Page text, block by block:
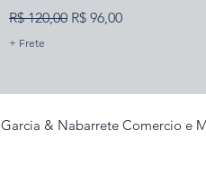
Preço normal
R$ 120,00 Preço promocional
R$ 96,00
+ Frete
Garcia & Nabarrete Comercio e